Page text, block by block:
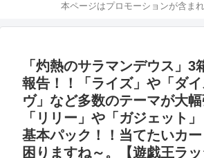
本ページはプロモーションが含まれ
「灼熱のサラマンデウス」3
報告！！「ライズ」や「ダ
ヴ」など多数のテーマが大幅
「リリー」や「ガジェット
基本パック！！当てたいカ
困りますね～。【遊戯王ラ